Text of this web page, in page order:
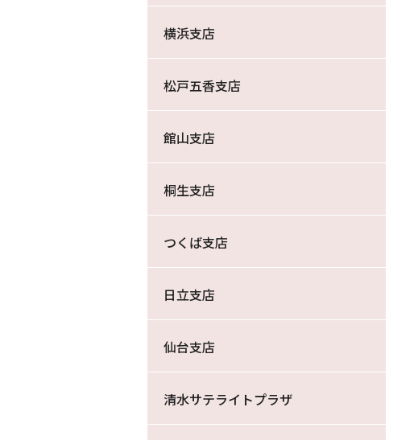
横浜支店
松戸五香支店
館山支店
桐生支店
つくば支店
日立支店
仙台支店
清水サテライトプラザ